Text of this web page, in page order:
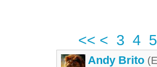
<< < 3 4 5
Andy Brito